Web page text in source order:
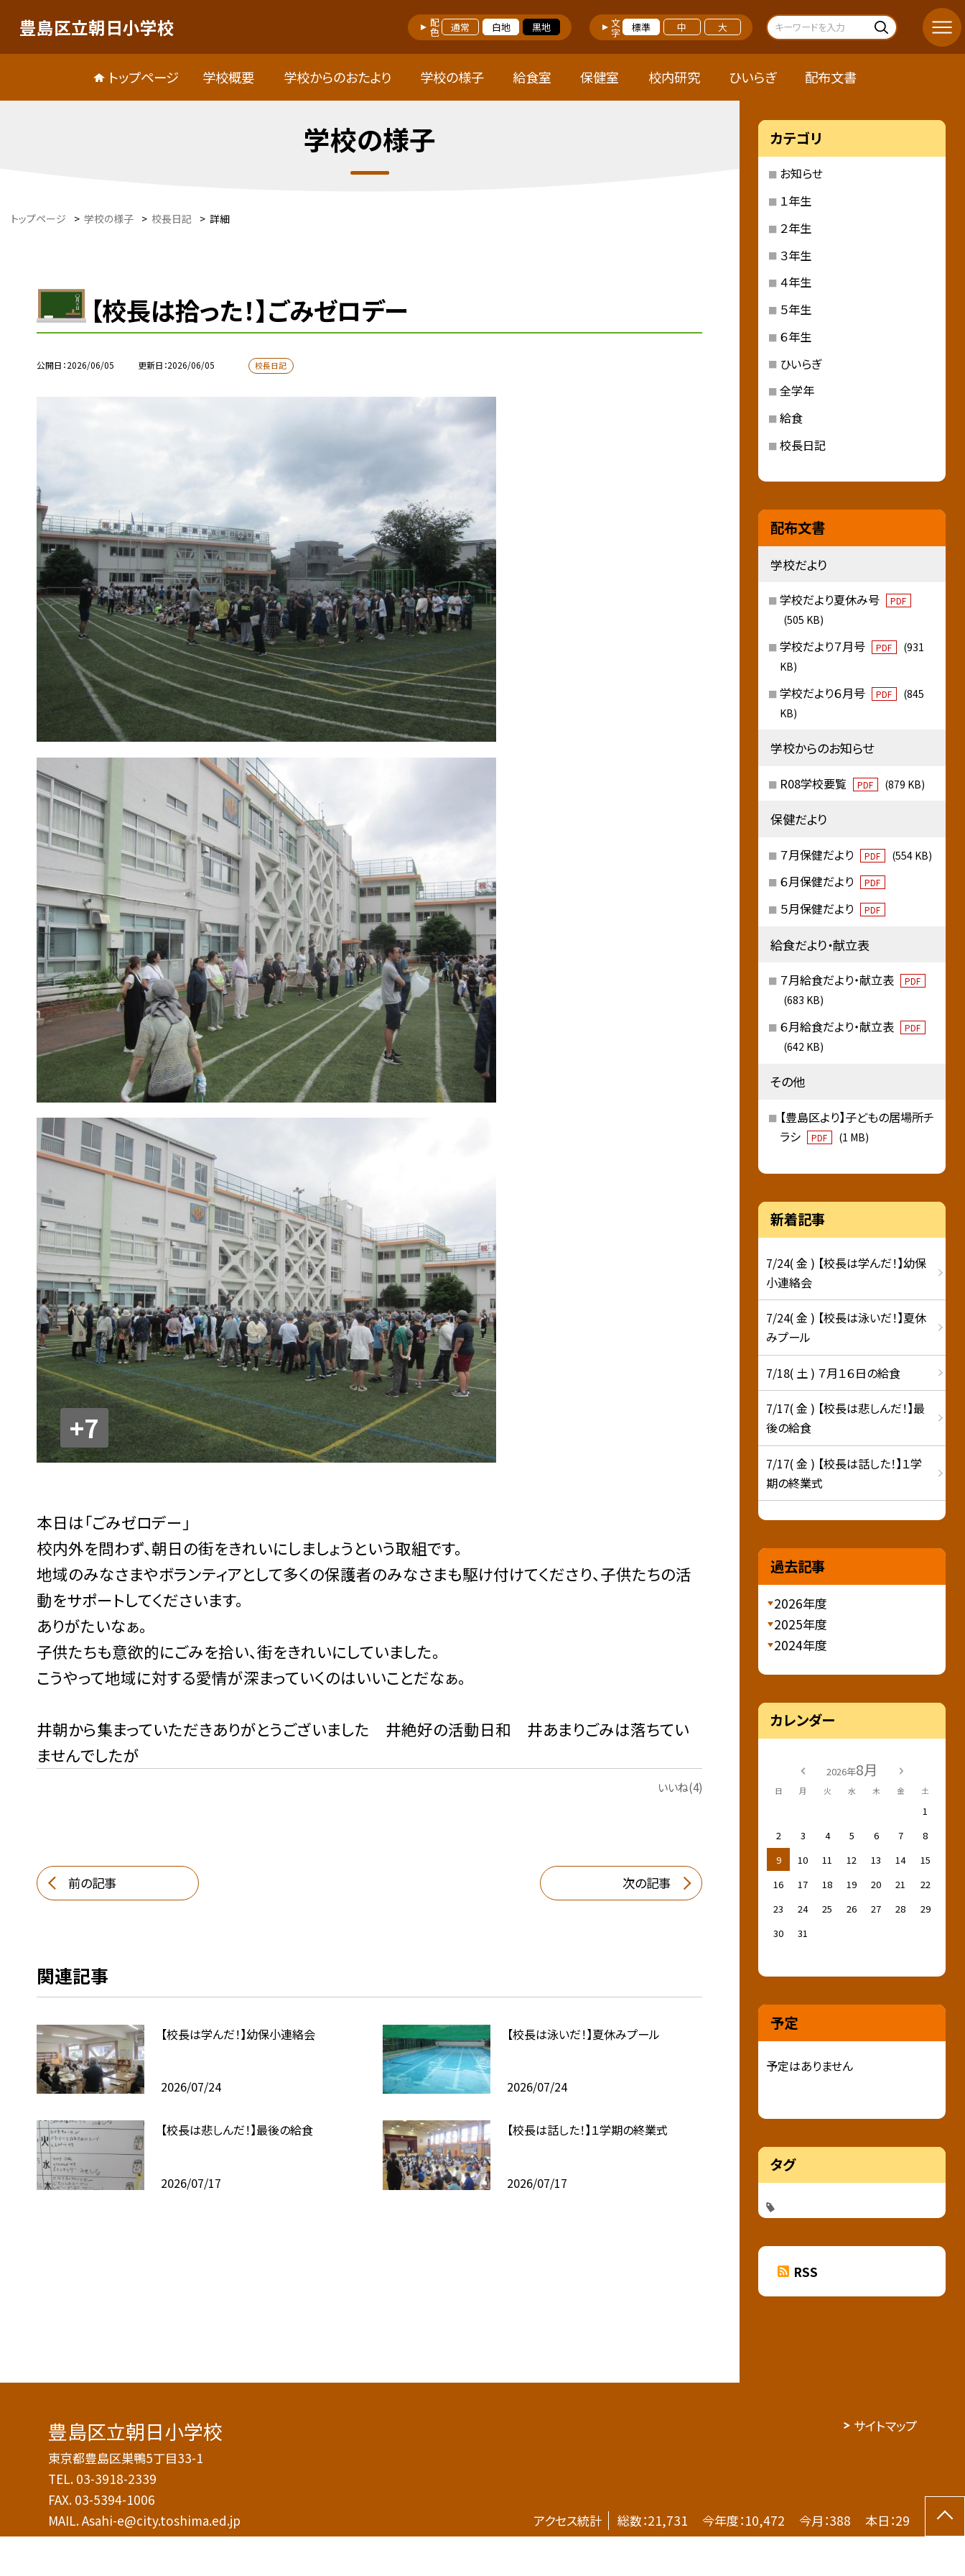
豊島区立朝日小学校 配色 通常 白地 黒地 文字 標準 中 大
トップページ 学校概要 学校からのおたより 学校の様子 給食室 保健室 校内研究 ひいらぎ 配布文書
学校の様子
トップページ > 学校の様子 > 校長日記 > 詳細
【校長は拾った！】ごみゼロデー
公開日 2026/06/05 更新日 2026/06/05 校長日記
+7
本日は「ごみゼロデー」
校内外を問わず、朝日の街をきれいにしましょうという取組です。
地域のみなさまやボランティアとして多くの保護者のみなさまも駆け付けてくださり、子供たちの活
動をサポートしてくださいます。
ありがたいなぁ。
子供たちも意欲的にごみを拾い、街をきれいにしていました。
こうやって地域に対する愛情が深まっていくのはいいことだなぁ。
井朝から集まっていただきありがとうございました 井絶好の活動日和 井あまりごみは落ちてい
ませんでしたが
いいね(4)
前の記事 次の記事
関連記事
【校長は学んだ！】幼保小連絡会
2026/07/24
【校長は泳いだ！】夏休みプール
2026/07/24
【校長は悲しんだ！】最後の給食
2026/07/17
【校長は話した！】１学期の終業式
2026/07/17
カテゴリ
お知らせ
１年生
２年生
３年生
４年生
５年生
６年生
ひいらぎ
全学年
給食
校長日記
配布文書
学校だより
学校だより夏休み号 PDF
(505 KB)
学校だより７月号 PDF
(931
KB)
学校だより６月号 PDF
(845
KB)
学校からのお知らせ
R08学校要覧 PDF (879 KB)
保健だより
７月保健だより PDF (554 KB)
６月保健だより PDF
５月保健だより PDF
給食だより・献立表
７月給食だより・献立表 PDF
(683 KB)
６月給食だより・献立表 PDF
(642 KB)
その他
【豊島区より】子どもの居場所チ
ラシ
PDF (1 MB)
新着記事
7/24( 金 ) 【校長は学んだ！】幼保
小連絡会
7/24( 金 ) 【校長は泳いだ！】夏休
みプール
7/18( 土 ) ７月１６日の給食
7/17( 金 ) 【校長は悲しんだ！】最
後の給食
7/17( 金 ) 【校長は話した！】１学
期の終業式
過去記事
2026年度
2025年度
2024年度
カレンダー
2026年8月
日 月 火 水 木 金 土
1
2
3 4 5 6 7
8
9
10 11 12 13 14
15
16
17 18 19 20 21
22
23
24 25 26 27 28
29
30
31
予定
予定はありません
タグ
RSS
豊島区立朝日小学校
東京都豊島区巣鴨5丁目33-1
TEL. 03-3918-2339
FAX. 03-5394-1006
MAIL. Asahi-e@city.toshima.ed.jp
サイトマップ
アクセス統計 総数：21,731 今年度：10,472 今月：388 本日：29